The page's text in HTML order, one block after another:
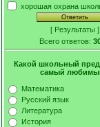
хорошая охрана
[ Результаты ]
Всего ответов:
Какой школьный
самый
Математика
Русский язык
Литература
История